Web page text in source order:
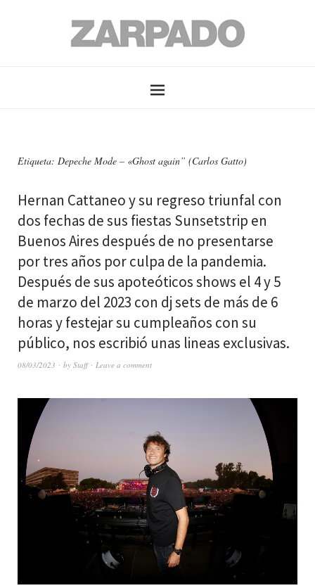
Etiqueta: Depeche Mode – «Ghost again” (Carlos Gatto)
Hernan Cattaneo y su regreso triunfal con
dos fechas de sus fiestas Sunsetstrip en
Buenos Aires después de no presentarse
por tres años por culpa de la pandemia.
Después de sus apoteóticos shows el 4 y 5
de marzo del 2023 con dj sets de más de 6
horas y festejar su cumpleaños con su
público, nos escribió unas lineas exclusivas.
08/03/2023 by Staff Leave a comment